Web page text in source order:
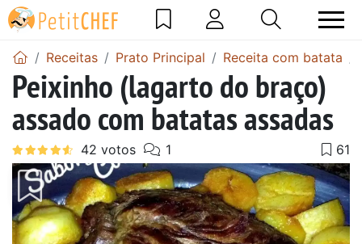
Receitas Prato Principal Receita com batata
Peixinho (lagarto do braço)
assado com batatas assadas